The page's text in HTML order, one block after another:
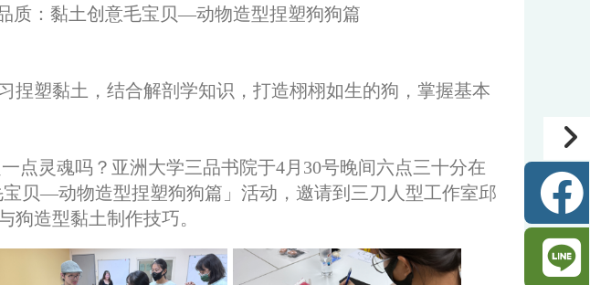
质：黏土创意毛宝贝—动物造型捏塑狗狗篇
捏塑黏土，结合解剖学知识，打造栩栩如生的狗，掌握基本
点灵魂吗？亚洲大学三品书院于4月30号晚间六点三十分在
贝—动物造型捏塑狗狗篇」活动，邀请到三刀人型工作室邱
狗造型黏土制作技巧。